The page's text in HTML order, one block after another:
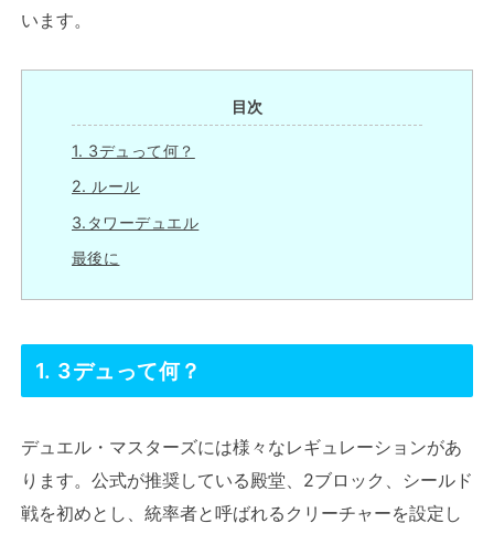
います。
目次
1. 3デュって何？
2. ルール
3.タワーデュエル
最後に
1. 3デュって何？
デュエル・マスターズには様々なレギュレーションがあ
ります。公式が推奨している殿堂、2ブロック、シールド
戦を初めとし、統率者と呼ばれるクリーチャーを設定し